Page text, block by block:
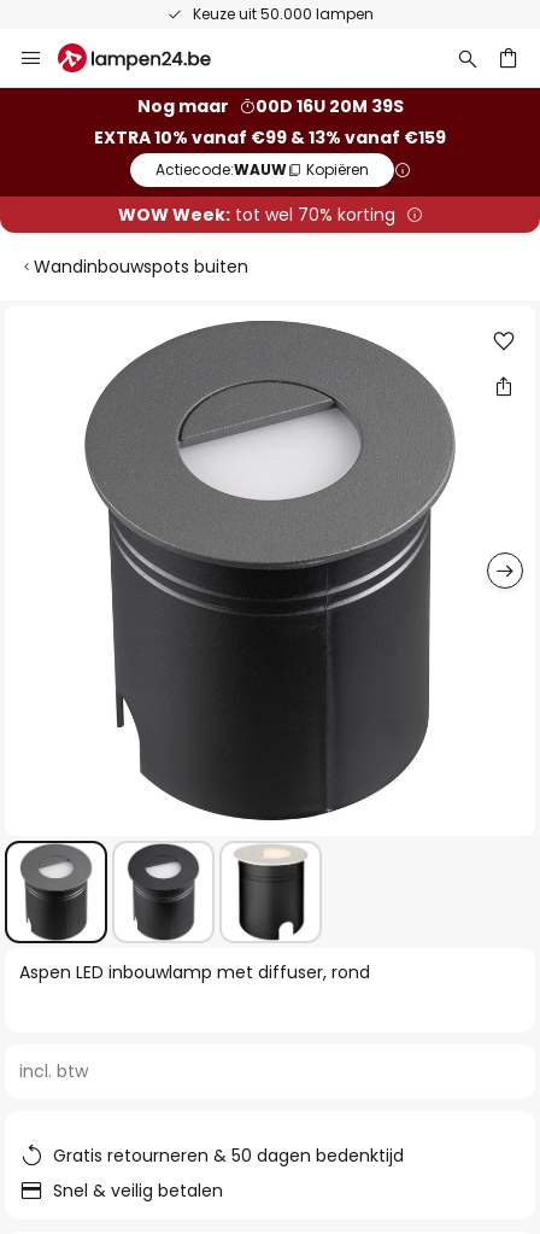
Keuze uit 50.000 lampen
naar
Nog maar
00D 16U 20M 39S
EXTRA 10% vanaf €99 & 13% vanaf €159
Actiecode:WAUW Kopiëren
WOW Week:tot wel 70% korting
Wandinbouwspots buiten
afbeeldingen-
Ga
naar
van
afbeeldingen-
gallerij
Aspen LED inbouwlamp met diffuser, rond
incl. btw
Gratis retourneren & 50 dagen bedenktijd
Snel & veilig betalen